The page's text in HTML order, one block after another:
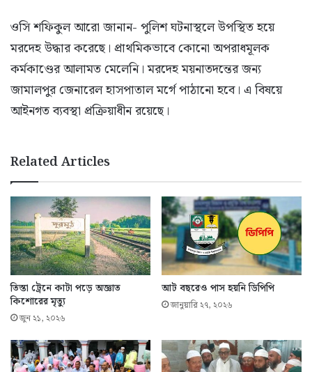
ওসি শফিকুল আরো জানান- পুলিশ ঘটনাস্থলে উপস্থিত হয়ে
মরদেহ উদ্ধার করেছে। প্রাথমিকভাবে কোনো অপরাধমূলক
কর্মকাণ্ডের আলামত মেলেনি। মরদেহ ময়নাতদন্তের জন্য
জামালপুর জেনারেল হাসপাতাল মর্গে পাঠানো হবে। এ বিষয়ে
আইনগত ব্যবস্থা প্রক্রিয়াধীন রয়েছে।
Related Articles
তিস্তা ট্রেনে কাটা পড়ে অজ্ঞাত
কিশোরের মৃত্যু
জুন ২১, ২০২৬
আট বছরেও পাস হয়নি ডিপিপি
জানুয়ারি ২৭, ২০২৬